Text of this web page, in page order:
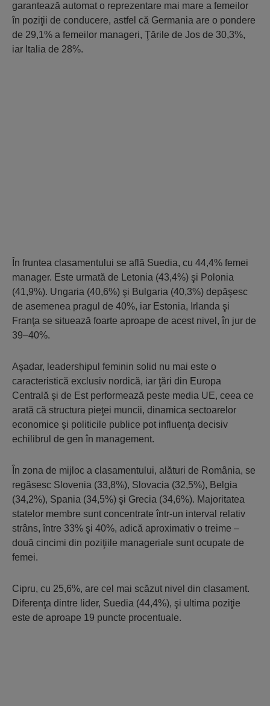
garantează automat o reprezentare mai mare a femeilor
în poziţii de conducere, astfel că Germania are o pondere
de 29,1% a femeilor manageri, Ţările de Jos de 30,3%,
iar Italia de 28%.
În fruntea clasamentului se află Suedia, cu 44,4% femei
manager. Este urmată de Letonia (43,4%) şi Polonia
(41,9%). Ungaria (40,6%) şi Bulgaria (40,3%) depăşesc
de asemenea pragul de 40%, iar Estonia, Irlanda şi
Franţa se situează foarte aproape de acest nivel, în jur de
39–40%.
Aşadar, leadershipul feminin solid nu mai este o
caracteristică exclusiv nordică, iar ţări din Europa
Centrală şi de Est performează peste media UE, ceea ce
arată că structura pieţei muncii, dinamica sectoarelor
economice şi politicile publice pot influenţa decisiv
echilibrul de gen în management.
În zona de mijloc a clasamentului, alături de România, se
regăsesc Slovenia (33,8%), Slovacia (32,5%), Belgia
(34,2%), Spania (34,5%) şi Grecia (34,6%). Majoritatea
statelor membre sunt concentrate într-un interval relativ
strâns, între 33% şi 40%, adică aproximativ o treime –
două cincimi din poziţiile manageriale sunt ocupate de
femei.
Cipru, cu 25,6%, are cel mai scăzut nivel din clasament.
Diferenţa dintre lider, Suedia (44,4%), şi ultima poziţie
este de aproape 19 puncte procentuale.